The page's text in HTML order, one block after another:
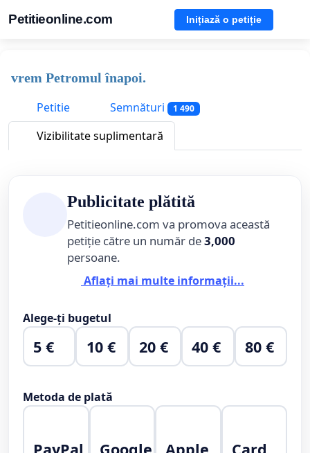
Petitieonline.com Inițiază o petiție
vrem Petromul înapoi.
Petitie
Semnături 1 490
Vizibilitate suplimentară
Publicitate plătită
Petitieonline.com va promova această
petiție către un număr de3,000
persoane.
Aflați mai multe informații...
Alege-ți bugetul
5 € 10 € 20 € 40 € 80 €
Metoda de plată